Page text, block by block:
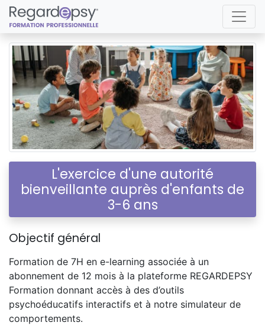
L'exercice d'une autorité
bienveillante auprès d'enfants de
3-6 ans
Objectif général
Formation de 7H en e-learning associée à un
abonnement de 12 mois à la plateforme REGARDEPSY
Formation donnant accès à des d’outils
psychoéducatifs interactifs et à notre simulateur de
comportements.